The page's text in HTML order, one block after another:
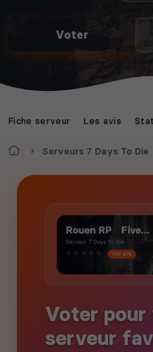
Voter
Fiche serveur Les avis
AccueilServeurs 7 Days To Die
Voter
serveur